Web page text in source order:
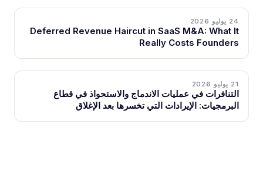
24 يوليو 2026
Deferred Revenue Haircut in SaaS M&A: What It
Really Costs Founders
21 يوليو 2026
التنافرات في عمليات الاندماج والاستحواذ في قطاع
البرمجيات: الإيرادات التي تخسرها بعد الإغلاق